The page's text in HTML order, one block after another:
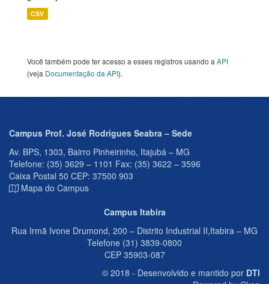
CSV
Você também pode ter acesso a esses registros usando a API
(veja Documentação da API).
Campus Prof. José Rodrigues Seabra – Sede
Av. BPS, 1303, Bairro Pinheirinho, Itajubá – MG
Telefone: (35) 3629 – 1101 Fax: (35) 3622 – 3596
Caixa Postal 50 CEP: 37500 903
Mapa do Campus
Campus Itabira
Rua Irmã Ivone Drumond, 200 – Distrito Industrial II,Itabira – MG
Telefone (31) 3839-0800
CEP 35903-087
© 2018 - Desenvolvido e mantido por DTI